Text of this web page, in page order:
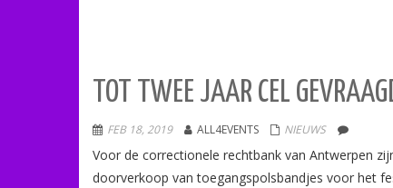
TOT TWEE JAAR CEL
FEB 18, 2019 ALL4EVENTS NIEUWS
Voor de correctionele rechtbank van Antwerpen
doorverkoop van toegangspolsbandjes voor het